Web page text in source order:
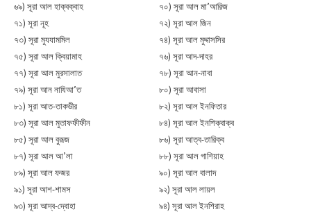
৬৯) সূরা আল হাক্বক্বাহ
৭০) সূরা আল মা’আরিজ
৭১) সূরা নূহ
৭২) সূরা আল জিন
৭৩) সূরা মুযযামমিল
৭৪) সূরা আল মুদ্দাসসির
৭৫) সূরা আল ক্বিয়ামাহ
৭৬) সূরা আদ-দাহর
৭৭) সূরা আল মুরসালাত
৭৮) সূরা আন-নাবা
৭৯) সূরা আন নাযিআ’ত
৮০) সূরা আবাসা
৮১) সূরা আত-তাকভীর
৮২) সূরা আল ইনফিতার
৮৩) সূরা আল মুতাফফীফীন
৮৪) সূরা আল ইনশিক্বাক্ব
৮৫) সূরা আল বুরূজ
৮৬) সূরা আত্ব-তারিক্ব
৮৭) সূরা আল আ’লা
৮৮) সূরা আল গাশিয়াহ
৮৯) সূরা আল ফজর
৯০) সূরা আল বালাদ
৯১) সূরা আশ-শামস
৯২) সূরা আল লায়ল
৯৩) সূরা আদ্ব-দ্বোহা
৯৪) সূরা আল ইনশিরাহ